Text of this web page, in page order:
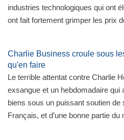
industries technologiques qui ont
ont fait fortement grimper les prix
Charlie Business croule sous
qu'en faire
Le terrible attentat contre Charlie
exsangue et un hebdomadaire qui
biens sous un puissant soutien
Français, et d’une bonne partie du